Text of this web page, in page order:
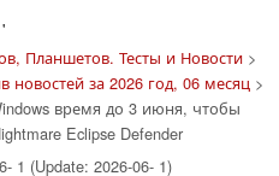
'
Планшетов. Тесты и Новости>
новостей за 2026 год, 06 месяц>
время до 3 июня, чтобы
Eclipse Defender
1 (Update: 2026-06- 1)